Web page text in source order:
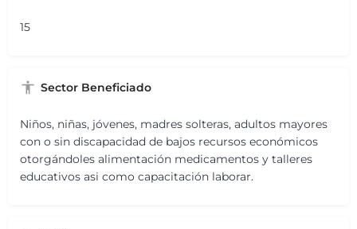
15
Sector Beneficiado
Niños, niñas, jóvenes, madres solteras, adultos mayores
con o sin discapacidad de bajos recursos económicos
otorgándoles alimentación medicamentos y talleres
educativos asi como capacitación laborar.